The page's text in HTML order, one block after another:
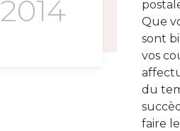
2014
Que
sont
vos
du
faire